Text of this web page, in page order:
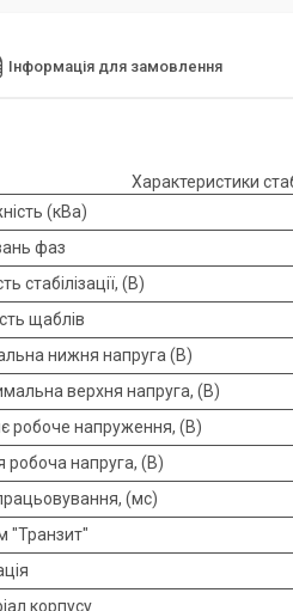
Інформація для замовлення
Характеристики
(кВа)
фаз
стабілізації, (В)
щаблів
нижня напруга (В)
верхня напруга, (В)
робоче напруження, (В)
робоча напруга, (В)
(мс)
"Транзит"
корпусу